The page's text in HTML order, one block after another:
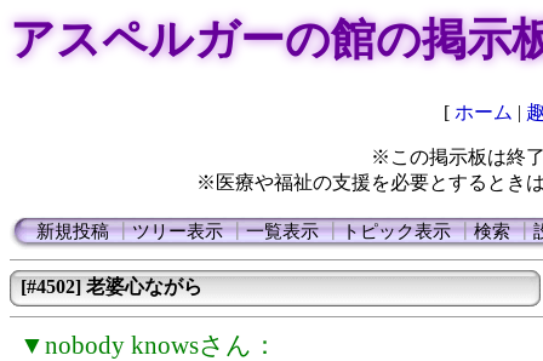
アスペルガーの館の掲示
[ ホーム |
※この掲示板は終
※医療や福祉の支援を必要とするとき
新規投稿┃ツリー表示┃一覧表示┃トピック表示┃検索┃
[#4502] 老婆心ながら
▼nobody knowsさん：